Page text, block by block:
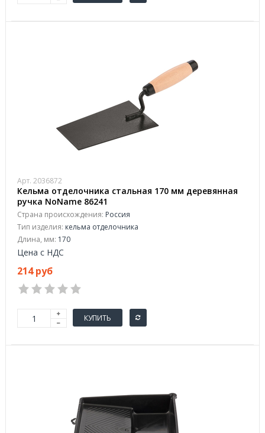
Арт. 2036872
Кельма отделочника стальная 170 мм деревянная
ручка NoName 86241
Страна происхождения: Россия
Тип изделия: кельма отделочника
Длина, мм: 170
Цена с НДС
214 руб
КУПИТЬ